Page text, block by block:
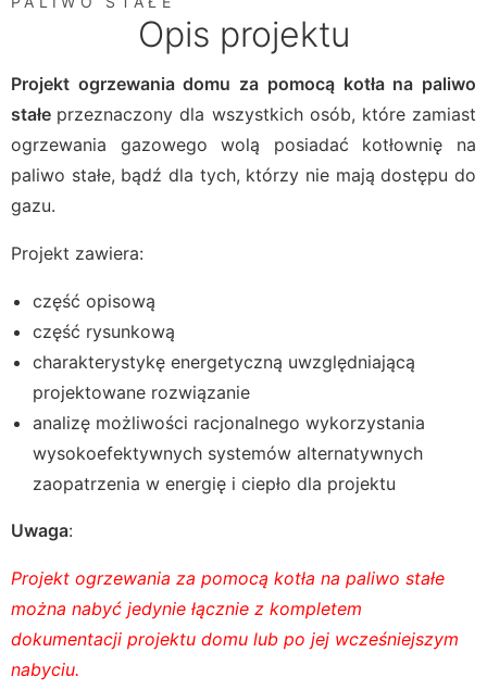
Opis projektu
Projekt ogrzewania domu za pomocą kotła na paliwo
stałe przeznaczony dla wszystkich osób, które zamiast
ogrzewania gazowego wolą posiadać kotłownię na
paliwo stałe, bądź dla tych, którzy nie mają dostępu do
gazu.
Projekt zawiera:
część opisową
część rysunkową
charakterystykę energetyczną uwzględniającą
projektowane rozwiązanie
analizę możliwości racjonalnego wykorzystania
wysokoefektywnych systemów alternatywnych
zaopatrzenia w energię i ciepło dla projektu
Uwaga:
Projekt ogrzewania za pomocą kotła na paliwo stałe
można nabyć jedynie łącznie z kompletem
dokumentacji projektu domu lub po jej wcześniejszym
nabyciu.